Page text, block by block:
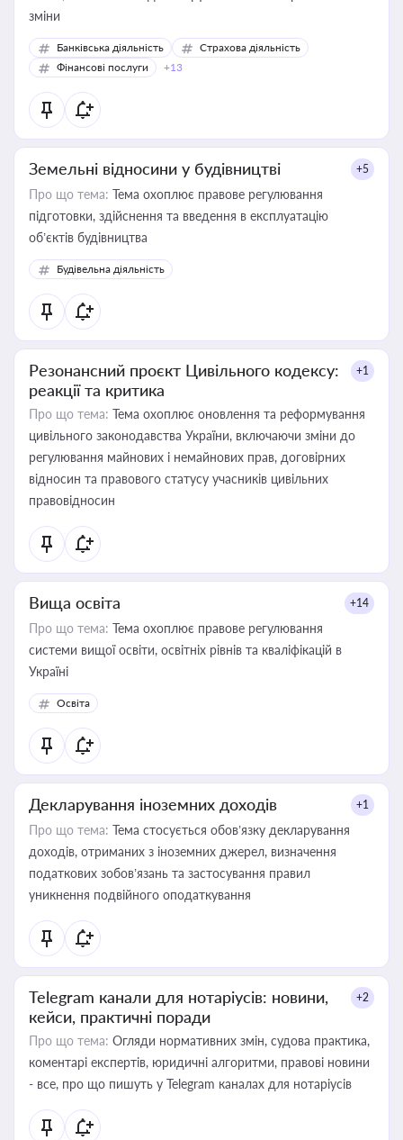
зміни
Банківська діяльність
Страхова діяльність
Фінансові послуги
+13
Земельні відносини у будівництві +5
Про що тема: Тема охоплює правове регулювання
підготовки, здійснення та введення в експлуатацію
об’єктів будівництва
Будівельна діяльність
Резонансний проєкт Цивільного кодексу:
реакції та критика
+1
Про що тема: Тема охоплює оновлення та реформування
цивільного законодавства України, включаючи зміни до
регулювання майнових і немайнових прав, договірних
відносин та правового статусу учасників цивільних
правовідносин
Вища освіта +14
Про що тема: Тема охоплює правове регулювання
системи вищої освіти, освітніх рівнів та кваліфікацій в
Україні
Освіта
Декларування іноземних доходів +1
Про що тема: Тема стосується обов’язку декларування
доходів, отриманих з іноземних джерел, визначення
податкових зобов’язань та застосування правил
уникнення подвійного оподаткування
Telegram канали для нотаріусів: новини,
кейси, практичні поради
+2
Про що тема: Огляди нормативних змін, судова практика,
коментарі експертів, юридичні алгоритми, правові новини
- все, про що пишуть у Telegram каналах для нотаріусів